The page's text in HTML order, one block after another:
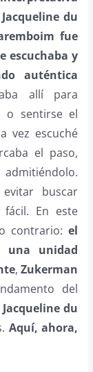
Jacqueline du
fue
escuchaba y
auténtica
allí para
o sentirse el
vez escuché
el paso,
admitiéndolo.
buscar
fácil. En este
contrario:el
una unidad
,Zukerman
del
Jacqueline du
Aquí, ahora,